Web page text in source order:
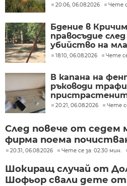
20:06, 06.08.2026 Чете
Бдение в
правосъдие
убийство на
тийнейджъри
18:10, 06.08.2026 Чете
В капана на
ръководи
20:21, 06.08.2026 Чете
След повече от седем
фирма поема
20:31, 06.08.2026 Чете се за: 02:30 мин.
Шокиращ случай от
Шофьор свали дете от